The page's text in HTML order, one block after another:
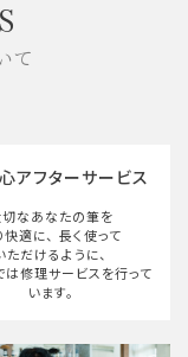
て
アフターサービス
切なあなたの筆を
快適に、 長く使って
ただけるように、
は修理サービスを行って
います。